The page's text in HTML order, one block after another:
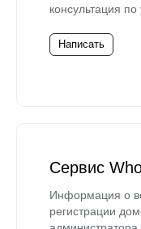
консультация по
Написать
Сервис
Информация о
регистрации